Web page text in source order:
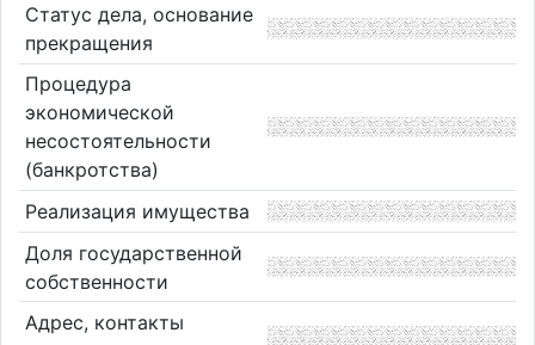
Статус дела, основание
прекращения
Процедура
экономической
несостоятельности
(банкротства)
Реализация имущества
Доля государственной
собственности
Адрес, контакты